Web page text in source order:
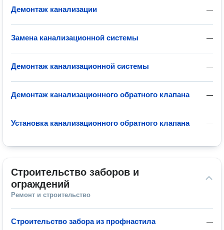
—
Демонтаж канализации
—
Замена канализационной системы
—
Демонтаж канализационной системы
—
Демонтаж канализационного обратного клапана
—
Установка канализационного обратного клапана
Строительство заборов и
ограждений
Ремонт и строительство
—
Строительство забора из профнастила